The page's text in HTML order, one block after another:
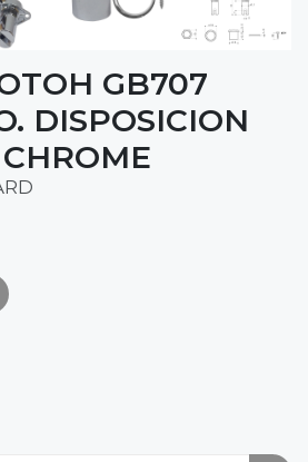
GB707
DISPOSICION